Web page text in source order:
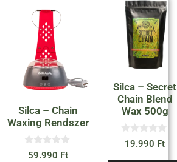
Silca – Chain
Waxing Rendszer
059.990 Ft
Silca – Secret
Chain Blend
Wax 500g
019.990 Ft